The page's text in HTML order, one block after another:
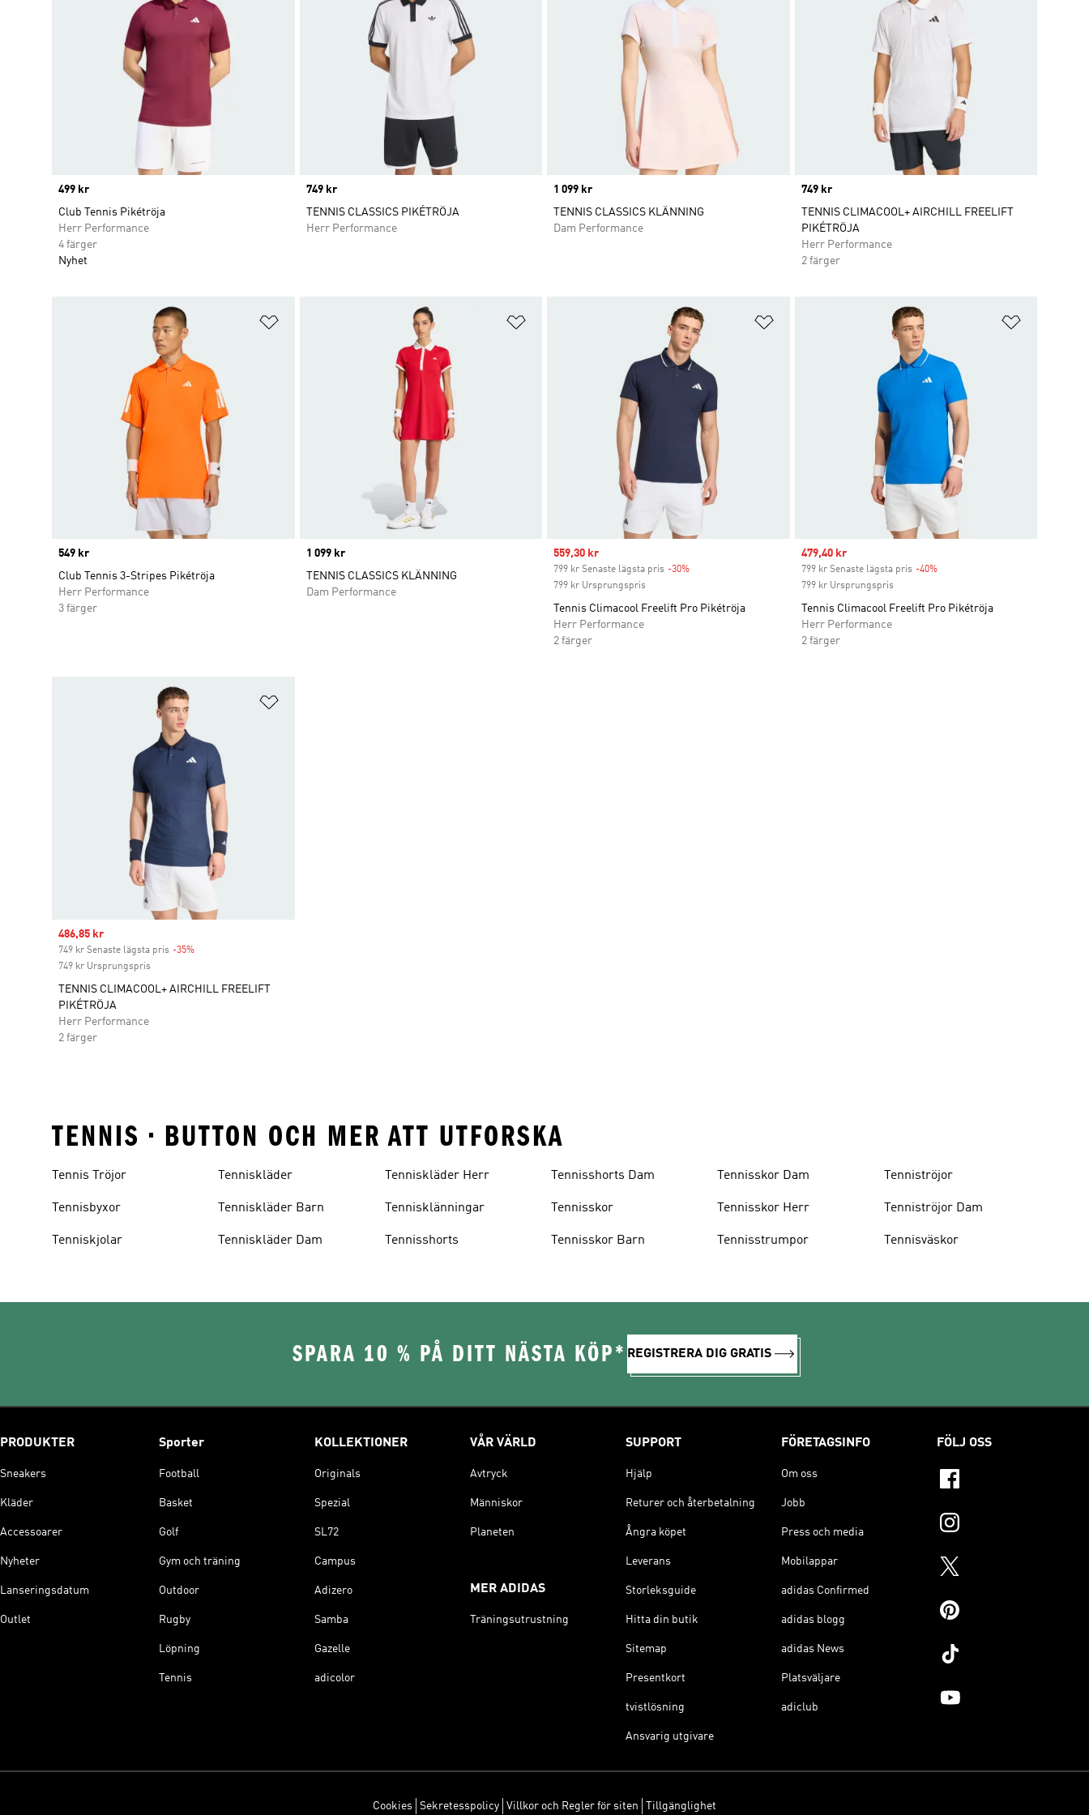
Price
499 kr
Club Tennis Pikétröja
Herr Performance
4 färger
Nyhet
Price
749 kr
TENNIS CLASSICS PIKÉTRÖJA
Herr Performance
Price
1 099 kr
TENNIS CLASSICS KLÄNNING
Dam Performance
Price
749 kr
TENNIS CLIMACOOL+ AIRCHILL FREELIFT
PIKÉTRÖJA
Herr Performance
2 färger
Lägg till på önskelistan
Price
549 kr
Club Tennis 3-Stripes Pikétröja
Herr Performance
3 färger
Price
1 099 kr
TENNIS CLASSICS KLÄNNING
Dam Performance
Lägg till på önskelistan
Sale price
559,30 kr
799 kr Senaste lägsta pris -30%
799 kr Ursprungspris
Tennis Climacool Freelift Pro Pikétröja
Herr Performance
2 färger
Sale price
479,40 kr
799 kr Senaste lägsta pris -40%Discount
799 kr Ursprungspris
Tennis Climacool Freelift Pro Pikétröja
Herr Performance
2 färger
Sale price
486,85 kr
749 kr Senaste lägsta pris -35%
749 kr Ursprungspris
TENNIS CLIMACOOL+ AIRCHILL FREELIFT
PIKÉTRÖJA
Herr Performance
2 färger
TENNIS • BUTTON OCH MER ATT UTFORSKA
Tennis Tröjor
Tennisbyxor
Tenniskjolar
Tenniskläder
Tenniskläder Barn
Tenniskläder Dam
Tenniskläder Herr
Tennisklänningar
Tennisshorts
Tennisshorts Dam
Tennisskor
Tennisskor Barn
Tennisskor Dam
Tennisskor Herr
Tennisstrumpor
Tenniströjor
Tenniströjor Dam
Tennisväskor
SPARA 10 % PÅ DITT NÄSTA KÖP* REGISTRERA DIG GRATIS
PRODUKTER
Sneakers
Kläder
Accessoarer
Nyheter
Lanseringsdatum
Outlet
Sporter
Football
Basket
Golf
Gym och träning
Outdoor
Rugby
Löpning
Tennis
KOLLEKTIONER
Originals
Spezial
SL72
Campus
Adizero
Samba
Gazelle
adicolor
VÅR VÄRLD
Avtryck
Människor
Planeten
MER ADIDAS
Träningsutrustning
SUPPORT
Hjälp
Returer och återbetalning
Ångra köpet
Leverans
Storleksguide
Hitta din butik
Sitemap
Presentkort
tvistlösning
Ansvarig utgivare
FÖRETAGSINFO
Om oss
Jobb
Press och media
Mobilappar
adidas Confirmed
adidas blogg
adidas News
Platsväljare
adiclub
FÖLJ OSS
Cookies Sekretesspolicy Villkor och Regler för siten Tillgänglighet